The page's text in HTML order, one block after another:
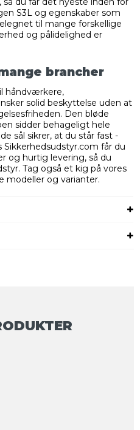
S3L og egenskaber som
til mange forskellige
og pålidelighed er
brancher
håndværkere,
solid beskyttelse uden at
Den bløde
sidder behageligt hele
sål sikrer, at du står fast -
får du
og hurtig levering, så du
Tag også et kig på vores
modeller og varianter.